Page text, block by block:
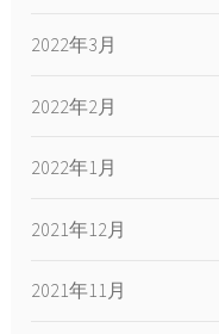
2022年3月
2022年2月
2022年1月
2021年12月
2021年11月